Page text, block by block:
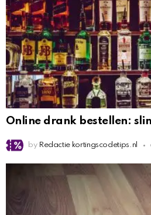
Online drank bestellen:
by Redactie kortingscodetips.nl